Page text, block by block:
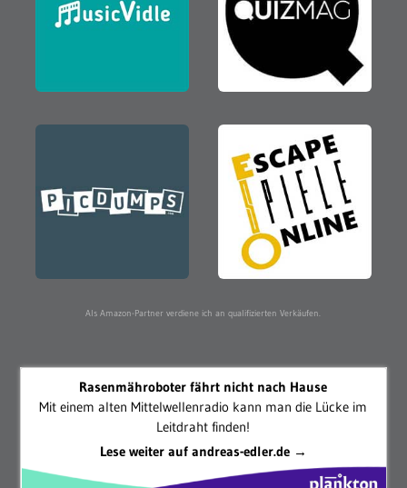
Als Amazon-Partner verdiene ich an qualifizierten Verkäufen.
Rasenmähroboter fährt nicht nach Hause
Mit einem alten Mittelwellenradio kann man die Lücke im
Leitdraht finden!
Lese weiter auf andreas-edler.de →